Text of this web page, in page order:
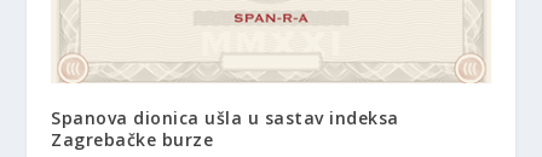
Spanova dionica ušla u sastav indeksa
Zagrebačke burze